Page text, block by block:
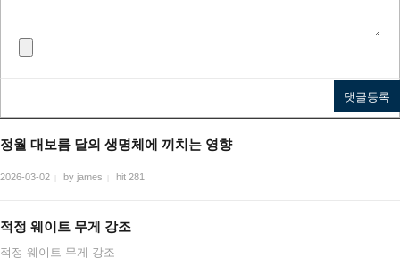
정월 대보름 달의 생명체에 끼치는 영향
2026-03-02 by james hit 281
적정 웨이트 무게 강조
적정 웨이트 무게 강조